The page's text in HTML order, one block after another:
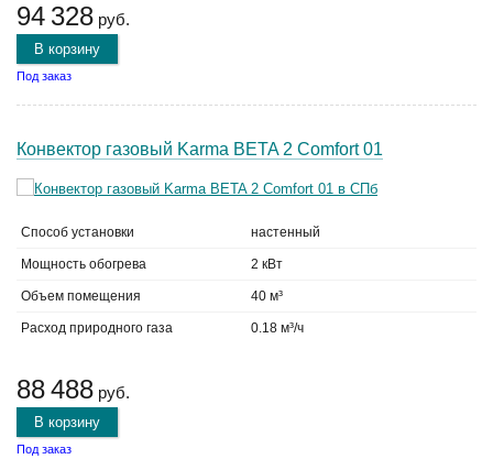
94 328 руб.
В корзину
Под заказ
Конвектор газовый Karma BETA 2 Comfort 01
Способ установки настенный
Мощность обогрева 2 кВт
Объем помещения 40 м³
Расход природного газа 0.18 м³/ч
88 488 руб.
В корзину
Под заказ